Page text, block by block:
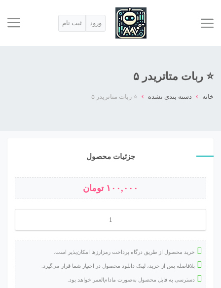
ورود ثبت نام
⭐ ربات متاتریدر ۵
خانه › دسته بندی نشده › ⭐ ربات متاتریدر ۵
جزئیات محصول
۱۰۰,۰۰۰ تومان
ربات
متاتریدر
۵
عدد
خرید محصول از طریق درگاه پرداخت رمزارزها امکان‌پذیر است.
بلافاصله پس از خرید، لینک دانلود محصول در اختیار شما قرار می‌گیرد.
دسترسی به فایل محصول به‌صورت مادام‌العمر خواهد بود.